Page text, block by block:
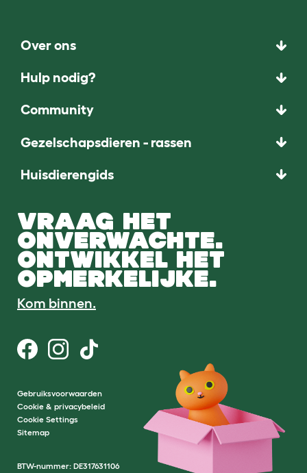
Over ons
Hulp nodig?
Community
Gezelschapsdieren - rassen
Huisdierengids
VRAAG HET
ONVERWACHTE.
ONTWIKKEL HET
OPMERKELIJKE.
Kom binnen.
Gebruiksvoorwaarden
Cookie & privacybeleid
Cookie Settings
Sitemap
BTW-nummer: DE317631106